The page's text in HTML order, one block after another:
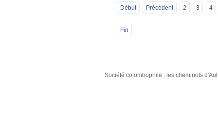
Début Précédent 2 3 4
Fin
Société colombophile : les cheminots